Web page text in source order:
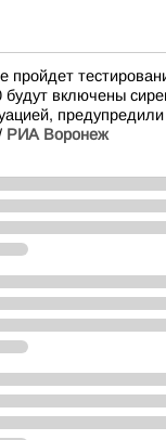
пройдет
включены
предупредили
РИА Воронеж